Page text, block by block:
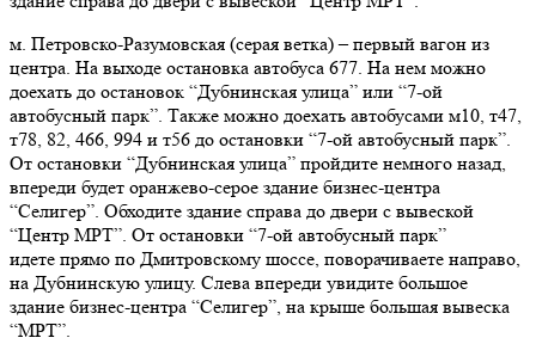
м. Петровско-Разумовская (серая ветка) – первый вагон из
центра. На выходе остановка автобуса 677. На нем можно
доехать до остановок “Дубнинская улица” или “7-ой
автобусный парк”. Также можно доехать автобусами м10, т47,
т78, 82, 466, 994 и т56 до остановки “7-ой автобусный парк”.
От остановки “Дубнинская улица” пройдите немного назад,
впереди будет оранжево-серое здание бизнес-центра
“Селигер”. Обходите здание справа до двери с вывеской
“Центр МРТ”. От остановки “7-ой автобусный парк”
идете прямо по Дмитровскому шоссе, поворачиваете направо,
на Дубнинскую улицу. Слева впереди увидите большое
здание бизнес-центра “Селигер”, на крыше большая вывеска
“МРТ”.